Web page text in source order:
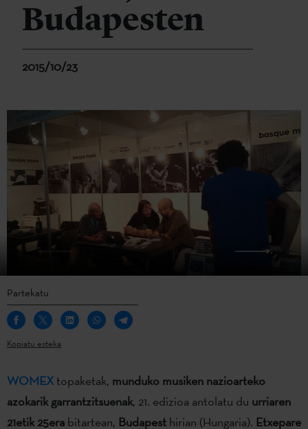
Budapesten
2015/10/23
Partekatu
Kopiatu esteka
WOMEXtopaketak, munduko musiken nazioarteko
azokarik garrantzitsuenak, 21. edizioa antolatu du urriaren
21etik 25era bitartean, Budapest hirian (Hungaria). Etxepare